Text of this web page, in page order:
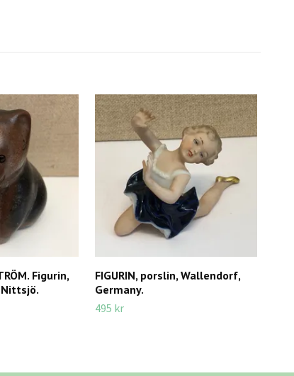
Figurin,
Nittsjö.
FIGURIN, porslin, Wallendorf,
Germany.
495 kr